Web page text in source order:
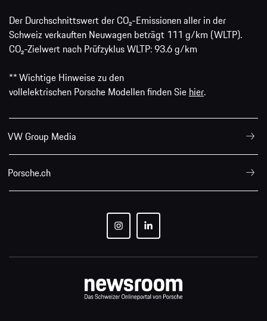
Der Durchschnittswert der CO₂-Emissionen aller in der
Schweiz verkauften Neuwagen beträgt 111 g/km (WLTP).
CO₂-Zielwert nach Prüfzyklus WLTP: 93.6 g/km
** Wichtige Hinweise zu den
vollelektrischen Porsche Modellen finden Sie hier.
VW Group Media
Porsche.ch